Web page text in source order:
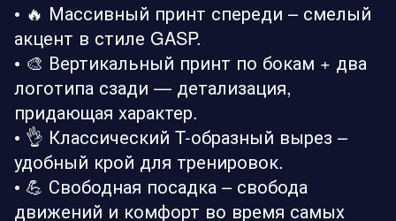
• 🔥 Массивный принт спереди – смелый
акцент в стиле GASP.
• 🎨 Вертикальный принт по бокам + два
логотипа сзади — детализация,
придающая характер.
• 👌 Классический T-образный вырез –
удобный крой для тренировок.
• 💪 Свободная посадка – свобода
движений и комфорт во время самых